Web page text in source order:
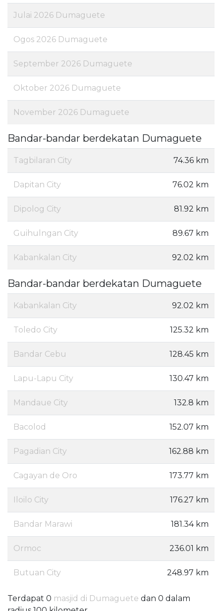
Julai 2026 Dumaguete
Ogos 2026 Dumaguete
September 2026 Dumaguete
Oktober 2026 Dumaguete
November 2026 Dumaguete
Bandar-bandar berdekatan Dumaguete
Tagbilaran City 74.36 km
Dapitan City 76.02 km
Dipolog City 81.92 km
Guihulngan City 89.67 km
Kabankalan City 92.02 km
Bandar-bandar berdekatan Dumaguete
Kabankalan City 92.02 km
Toledo City 125.32 km
Bandar Cebu 128.45 km
Lapu-Lapu City 130.47 km
Mandaue City 132.8 km
Bacolod 152.07 km
Pagadian City 162.88 km
Cagayan de Oro 173.77 km
Iloilo City 176.27 km
Bandar Marawi 181.34 km
Ormoc 236.01 km
Butuan City 248.97 km
Terdapat 0 masjid di Dumaguete dan 0 dalam